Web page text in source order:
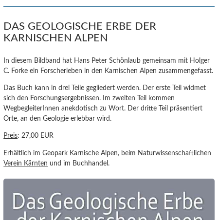
DAS GEOLOGISCHE ERBE DER
KARNISCHEN ALPEN
In diesem Bildband hat Hans Peter Schönlaub gemeinsam mit Holger
C. Forke ein Forscherleben in den Karnischen Alpen zusammengefasst.
Das Buch kann in drei Teile gegliedert werden. Der erste Teil widmet
sich den Forschungsergebnissen. Im zweiten Teil kommen
WegbegleiterInnen anekdotisch zu Wort. Der dritte Teil präsentiert
Orte, an den Geologie erlebbar wird.
Preis: 27,00 EUR
Erhältlich im Geopark Karnische Alpen, beim Naturwissenschaftlichen
Verein Kärnten und im Buchhandel.